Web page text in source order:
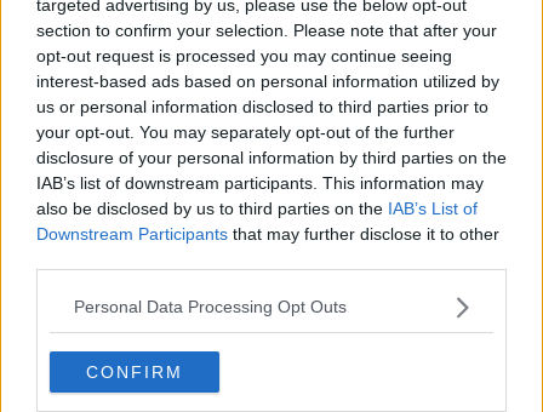
targeted advertising by us, please use the below opt-out
section to confirm your selection. Please note that after your
opt-out request is processed you may continue seeing
interest-based ads based on personal information utilized by
us or personal information disclosed to third parties prior to
your opt-out. You may separately opt-out of the further
disclosure of your personal information by third parties on the
IAB’s list of downstream participants. This information may
also be disclosed by us to third parties on the IAB’s List of
Downstream Participants that may further disclose it to other
Personal Data Processing Opt Outs
CONFIRM
dell’intero consorzio e il 44% delle quote sulle materie socio-
assistenziali.Con questo voto ha costretto gli altri comuni
all’astensione, per evitare un ulteriore ricorso al TAR.
"Con questo voto Pisa pregiudica una delle ultime possibilità
di salvare il Consorzio", hanno denunciato i sindaci degli altri
comuni coinvolti. Il documento congiunto, firmato da Betti,
parla chiaro: "Il Comune di Pisa ha beneficiato dei servizi, ma si
rifiuta di pagarli. Così facendo impedisce a tutti gli altri di andare
avanti e obbligherebbe gli altri soci a coprire anche la sua parte di
debito".
Non è il primo episodio. Già a Marzo, per l’assenza del Comune